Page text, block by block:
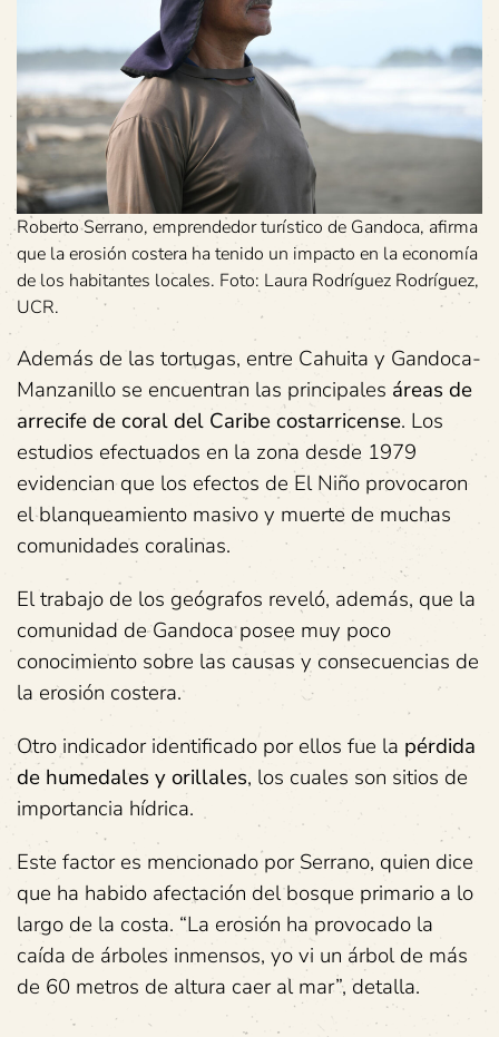
Roberto Serrano, emprendedor turístico de Gandoca, afirma
que la erosión costera ha tenido un impacto en la economía
de los habitantes locales. Foto: Laura Rodríguez Rodríguez,
UCR.
Además de las tortugas, entre Cahuita y Gandoca-
Manzanillo se encuentran las principales áreas de
arrecife de coral del Caribe costarricense. Los
estudios efectuados en la zona desde 1979
evidencian que los efectos de El Niño provocaron
el blanqueamiento masivo y muerte de muchas
comunidades coralinas.
El trabajo de los geógrafos reveló, además, que la
comunidad de Gandoca posee muy poco
conocimiento sobre las causas y consecuencias de
la erosión costera.
Otro indicador identificado por ellos fue la pérdida
de humedales y orillales, los cuales son sitios de
importancia hídrica.
Este factor es mencionado por Serrano, quien dice
que ha habido afectación del bosque primario a lo
largo de la costa. “La erosión ha provocado la
caída de árboles inmensos, yo vi un árbol de más
de 60 metros de altura caer al mar”, detalla.